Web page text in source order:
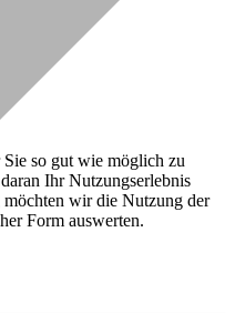
so gut wie möglich zu
Ihr Nutzungserlebnis
wir die Nutzung der
Form auswerten.